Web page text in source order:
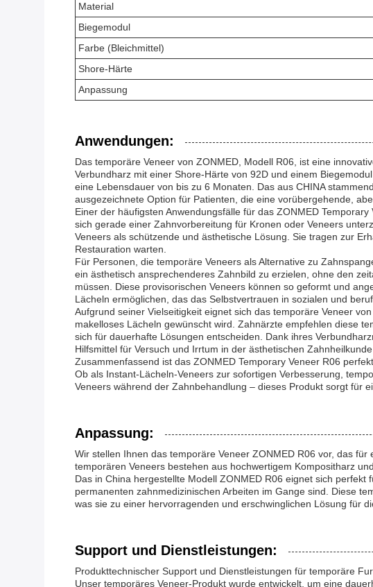
Material
Biegemodul
Farbe (Bleichmittel)
Shore-Härte
Anpassung
Anwendungen:
Das temporäre Veneer von ZONMED, Modell R06, ist eine
Verbundharz mit einer Shore-Härte von 92D und einem
eine Lebensdauer von bis zu 6 Monaten. Das aus CHINA
ausgezeichnete Option für Patienten, die eine vorübergehende,
Einer der häufigsten Anwendungsfälle für das ZONMED
sich gerade einer Zahnvorbereitung für Kronen oder Veneers
Veneers als schützende und ästhetische Lösung. Sie tragen zur
Restauration warten.
Für Personen, die temporäre Veneers als Alternative zu
ein ästhetisch ansprechenderes Zahnbild zu erzielen, ohne den
müssen. Diese provisorischen Veneers können so geformt und
Lächeln ermöglichen, das das Selbstvertrauen in sozialen und
Aufgrund seiner Vielseitigkeit eignet sich das temporäre Veneer
makelloses Lächeln gewünscht wird. Zahnärzte empfehlen diese
sich für dauerhafte Lösungen entscheiden. Dank ihres
Hilfsmittel für Versuch und Irrtum in der ästhetischen Zahnheilkunde
Zusammenfassend ist das ZONMED Temporary Veneer R06
Ob als Instant-Lächeln-Veneers zur sofortigen Verbesserung,
Veneers während der Zahnbehandlung – dieses Produkt sorgt für
Anpassung:
Wir stellen Ihnen das temporäre Veneer ZONMED R06 vor, das
temporären Veneers bestehen aus hochwertigem Kompositharz
Das in China hergestellte Modell ZONMED R06 eignet sich
permanenten zahnmedizinischen Arbeiten im Gange sind. Diese
was sie zu einer hervorragenden und erschwinglichen Lösung für
Support und Dienstleistungen:
Produkttechnischer Support und Dienstleistungen für temporäre
Unser temporäres Veneer-Produkt wurde entwickelt, um eine